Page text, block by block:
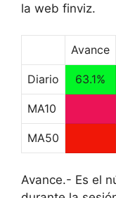
la web finviz.
Avance
Diario 63.1%
MA10
MA50
Avance.- Es el